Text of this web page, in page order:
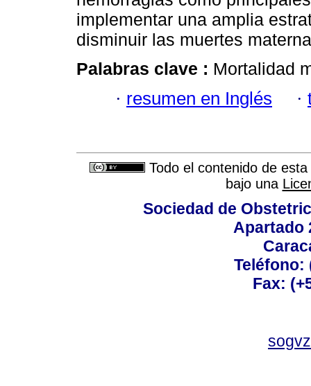
implementar una amplia
disminuir las muertes
Palabras clave : Mortalidad
· resumen en Inglés ·
Todo el contenido de
bajo una
Sociedad de
Apartado
Teléfono:
Fax: